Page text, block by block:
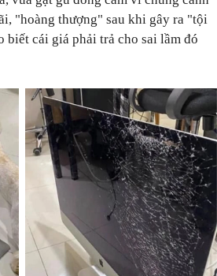
"hoàng thượng" sau khi gây ra "tội
cái giá phải trả cho sai lầm đó